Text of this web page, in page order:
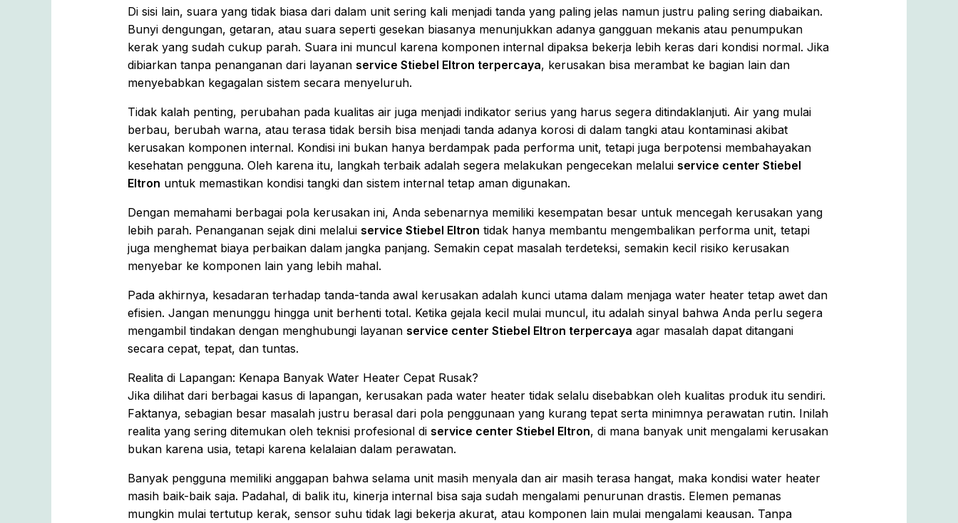
Di sisi lain, suara yang tidak biasa dari dalam unit sering kali menjadi tanda yang paling jelas namun justru paling sering diabaikan.
Bunyi dengungan, getaran, atau suara seperti gesekan biasanya menunjukkan adanya gangguan mekanis atau penumpukan
kerak yang sudah cukup parah. Suara ini muncul karena komponen internal dipaksa bekerja lebih keras dari kondisi normal. Jika
dibiarkan tanpa penanganan dari layanan service Stiebel Eltron terpercaya, kerusakan bisa merambat ke bagian lain dan
menyebabkan kegagalan sistem secara menyeluruh.
Tidak kalah penting, perubahan pada kualitas air juga menjadi indikator serius yang harus segera ditindaklanjuti. Air yang mulai
berbau, berubah warna, atau terasa tidak bersih bisa menjadi tanda adanya korosi di dalam tangki atau kontaminasi akibat
kerusakan komponen internal. Kondisi ini bukan hanya berdampak pada performa unit, tetapi juga berpotensi membahayakan
kesehatan pengguna. Oleh karena itu, langkah terbaik adalah segera melakukan pengecekan melalui service center Stiebel
Eltron untuk memastikan kondisi tangki dan sistem internal tetap aman digunakan.
Dengan memahami berbagai pola kerusakan ini, Anda sebenarnya memiliki kesempatan besar untuk mencegah kerusakan yang
lebih parah. Penanganan sejak dini melalui service Stiebel Eltron tidak hanya membantu mengembalikan performa unit, tetapi
juga menghemat biaya perbaikan dalam jangka panjang. Semakin cepat masalah terdeteksi, semakin kecil risiko kerusakan
menyebar ke komponen lain yang lebih mahal.
Pada akhirnya, kesadaran terhadap tanda-tanda awal kerusakan adalah kunci utama dalam menjaga water heater tetap awet dan
efisien. Jangan menunggu hingga unit berhenti total. Ketika gejala kecil mulai muncul, itu adalah sinyal bahwa Anda perlu segera
mengambil tindakan dengan menghubungi layanan service center Stiebel Eltron terpercaya agar masalah dapat ditangani
secara cepat, tepat, dan tuntas.
Realita di Lapangan: Kenapa Banyak Water Heater Cepat Rusak?
Jika dilihat dari berbagai kasus di lapangan, kerusakan pada water heater tidak selalu disebabkan oleh kualitas produk itu sendiri.
Faktanya, sebagian besar masalah justru berasal dari pola penggunaan yang kurang tepat serta minimnya perawatan rutin. Inilah
realita yang sering ditemukan oleh teknisi profesional di service center Stiebel Eltron, di mana banyak unit mengalami kerusakan
bukan karena usia, tetapi karena kelalaian dalam perawatan.
Banyak pengguna memiliki anggapan bahwa selama unit masih menyala dan air masih terasa hangat, maka kondisi water heater
masih baik-baik saja. Padahal, di balik itu, kinerja internal bisa saja sudah mengalami penurunan drastis. Elemen pemanas
mungkin mulai tertutup kerak, sensor suhu tidak lagi bekerja akurat, atau komponen lain mulai mengalami keausan. Tanpa